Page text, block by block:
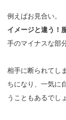
例えばお見合い。
イメージと違う！
手のマイナスな部
相手に断られてし
ちになり、一気に
うこともあるでし